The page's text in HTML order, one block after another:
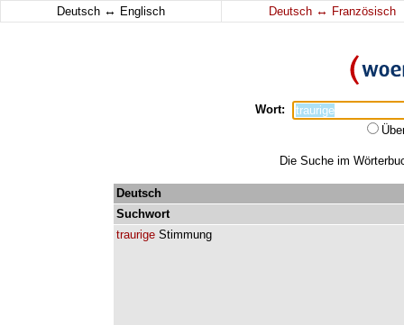
Deutsch ↔ Englisch Deutsch ↔ Französisch
Wort:
Die Suche im
Deutsch
Suchwort
traurige Stimmung